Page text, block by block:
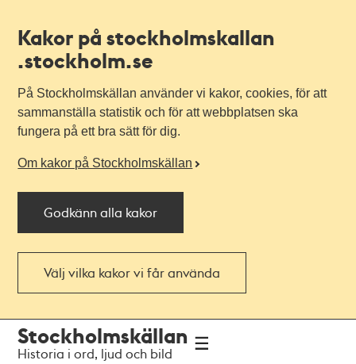
Kakor på stockholmskallan
.stockholm.se
På Stockholmskällan använder vi kakor, cookies, för att
sammanställa statistik och för att webbplatsen ska
fungera på ett bra sätt för dig.
Om kakor på Stockholmskällan
Godkänn alla kakor
Välj vilka kakor vi får använda
navigationen
huvudinnehållet
Stockholmskällan
Historia i ord, ljud och bild